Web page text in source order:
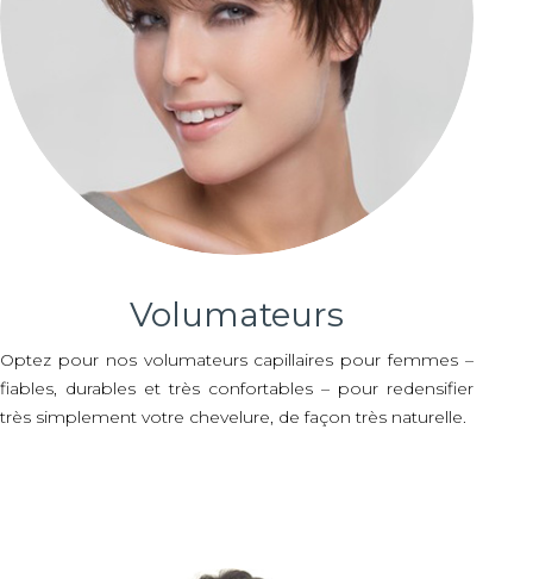
Volumateurs
Optez pour nos volumateurs capillaires pour femmes –
fiables, durables et très confortables – pour redensifier
très simplement votre chevelure, de façon très naturelle.